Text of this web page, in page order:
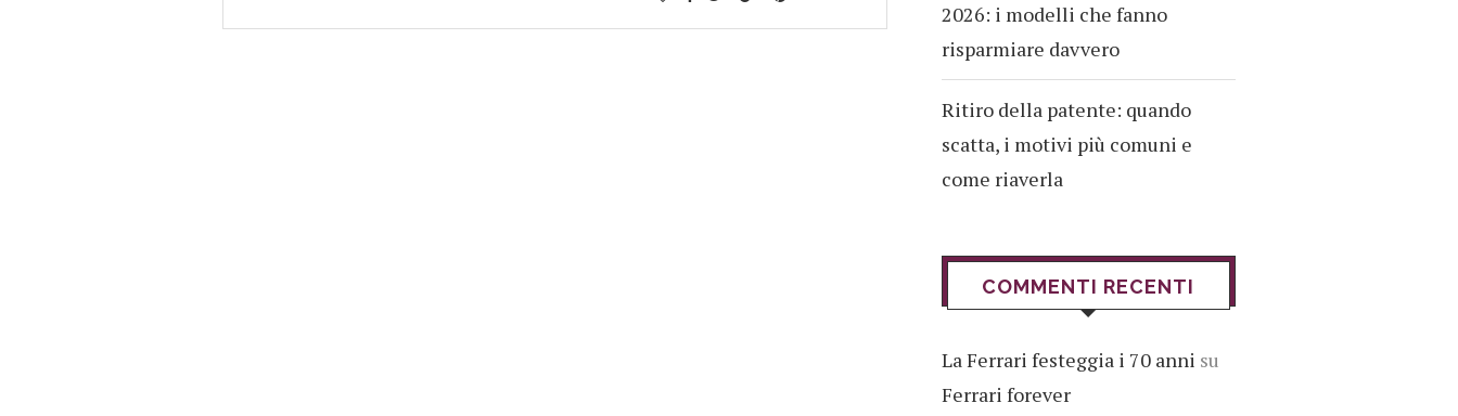
2026: i modelli che fanno
risparmiare davvero
Ritiro della patente: quando
scatta, i motivi più comuni e
come riaverla
COMMENTI RECENTI
La Ferrari festeggia i 70 anni su
Ferrari forever